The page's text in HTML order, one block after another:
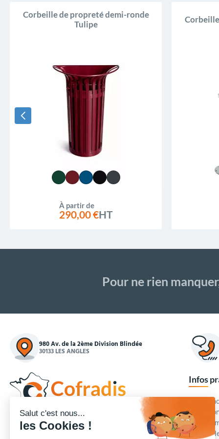
Corbeille de propreté demi-ronde
Tulipe
À partir de
290,00 €HT
Pour ne rien
980 Av. de la 2ème Division Blindée
30133 LES ANGLES
Concepteur et fournisseur de mobilier urbain,
Cofradis répond aux besoins d'équipements des
Infos
Qui
Modes